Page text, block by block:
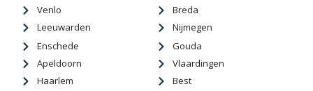
Venlo
Leeuwarden
Breda
Nijmegen
Enschede
Apeldoorn
Haarlem
Gouda
Vlaardingen
Best